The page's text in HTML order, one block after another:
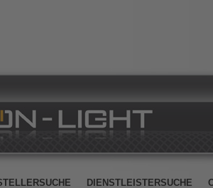
DIENSTLEISTERSUCHE